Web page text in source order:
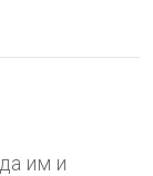
им и